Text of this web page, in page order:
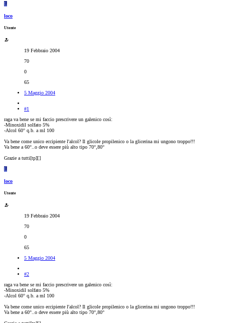
L
loco
Utente
19 Febbraio 2004
70
0
65
5 Maggio 2004
#1
raga va bene se mi faccio prescrivere un galenico così:
-Minoxidil solfato 5%
-Alcol 60° q.b. a ml 100
Va bene come unico eccipiente l'alcol? Il glicole propilenico o la glicerina mi ungono troppo!!!
Va bene a 60°..o deve essere più alto tipo 70°,80°
Grazie a tutti[tp][]
L
loco
Utente
19 Febbraio 2004
70
0
65
5 Maggio 2004
#2
raga va bene se mi faccio prescrivere un galenico così:
-Minoxidil solfato 5%
-Alcol 60° q.b. a ml 100
Va bene come unico eccipiente l'alcol? Il glicole propilenico o la glicerina mi ungono troppo!!!
Va bene a 60°..o deve essere più alto tipo 70°,80°